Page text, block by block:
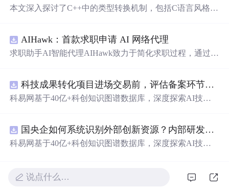
来创造自己的好运。
本文深入探讨了C++中的类型转换机制，包括C语言风格的
的使用。对比了C和C++类型转换的不同，强调了类型转换
的可视性和安全性。
AIHawk：首款求职申请 AI 网络代理
求职助手AI智能代理AIHawk致力于简化求职过程，通过自
科技成果转化项目进场交易前，评估备案环节需要准备哪些材料？.docx
科易网基于40亿+科创知识图谱数据库，深度探索AI技术
新领域的AI+数智化解决方案，推动科技创新与产业创新
智能化发展。
国央企如何系统识别外部创新资源？内部研发体系完善，但对外部高校、中小科技企业技术能力缺乏动态认知。.docx
科易网基于40亿+科创知识图谱数据库，深度探索AI技术
新领域的AI+数智化解决方案，推动科技创新与产业创新
说点什么…